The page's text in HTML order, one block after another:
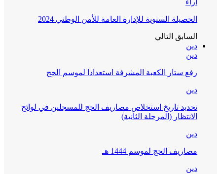
آراء
الحصيلة السنوية للإدارة العامة للأمن الوطني 2024
السابق التالي
دين
دين
رفع ستار الكعبة المشرفة استعدادا لموسم الحج
دين
تحديد تاريخ استخلاص مصاريف الحج للمسجلين في لوائح
الانتظار (المرحلة الثانية)
دين
مصاريف الحج لموسم 1444 هـ
دين